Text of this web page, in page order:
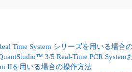
Time System シリーズを用いる場合
3/5 Real-Time PCR
IIを用いる場合の操作方法